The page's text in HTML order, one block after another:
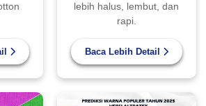
lebih halus, lembut, dan
rapi.
Baca Lebih Detail